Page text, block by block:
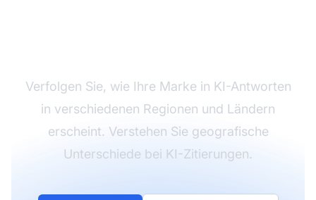
Verfolgen Sie, wie Ihre Marke in KI-Antworten
in verschiedenen Regionen und Ländern
erscheint. Verstehen Sie geografische
Unterschiede bei KI-Zitierungen.